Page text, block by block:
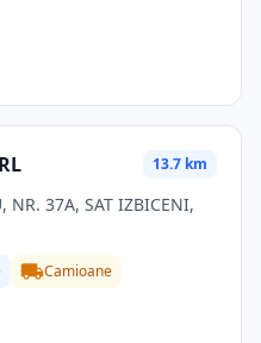
13.7 km
Camioane